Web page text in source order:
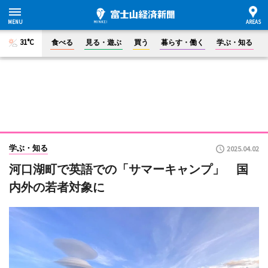
31°C 食べる 見る・遊ぶ 買う 暮らす・働く 学ぶ・知る
学ぶ・知る 2025.04.02
河口湖町で英語での「サマーキャンプ」 国
内外の若者対象に